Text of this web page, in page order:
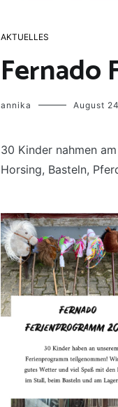
AKTUELLES
Fernado
annika August
30 Kinder nahmen
Horsing, Basteln,